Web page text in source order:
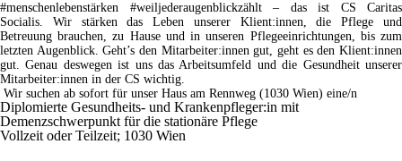
#menschenlebenstärken #weiljederaugenblickzählt – das ist CS Caritas
Socialis. Wir stärken das Leben unserer Klient:innen, die Pflege und
Betreuung brauchen, zu Hause und in unseren Pflegeeinrichtungen, bis zum
letzten Augenblick.Geht’s den Mitarbeiter:innen gut, geht es den Klient:innen
gut. Genau deswegen ist uns das Arbeitsumfeld und die Gesundheit unserer
Mitarbeiter:innen in der CS wichtig.
Wir suchen ab sofort für unser Haus am Rennweg (1030 Wien) eine/n
Diplomierte Gesundheits- und Krankenpfleger:in mit
Demenzschwerpunkt für die stationäre Pflege
Vollzeit oder Teilzeit; 1030 Wien